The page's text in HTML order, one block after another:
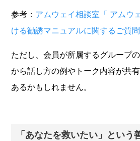
参考： アムウェイ相談室「 アムウ
ける勧誘マニュアルに関するご質問
ただし、会員が所属するグループ
から話し方の例やトーク内容が共
あるかもしれません。
「あなたを救いたい」という